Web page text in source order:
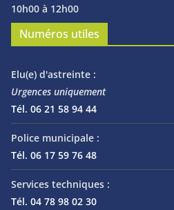
10h00 à 12h00
Numéros utiles
Elu(e) d'astreinte :
Urgences uniquement
Tél. 06 21 58 94 44
Police municipale :
Tél. 06 17 59 76 48
Services techniques :
Tél. 04 78 98 02 30